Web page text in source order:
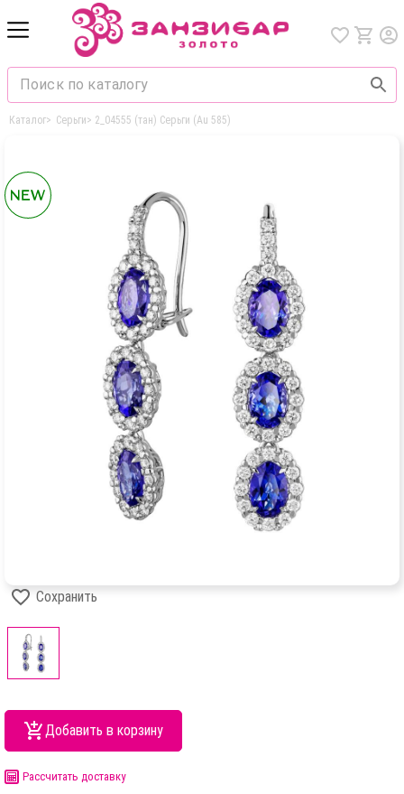
Каталог> Серьги> 2_04555 (тан) Серьги (Au 585)
Сохранить
Добавить в корзину
Рассчитать доставку